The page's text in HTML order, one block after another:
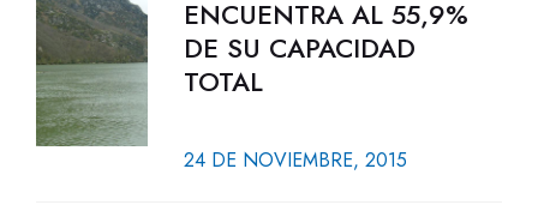
ENCUENTRA AL 55,9%
DE SU CAPACIDAD
TOTAL
24 DE NOVIEMBRE, 2015